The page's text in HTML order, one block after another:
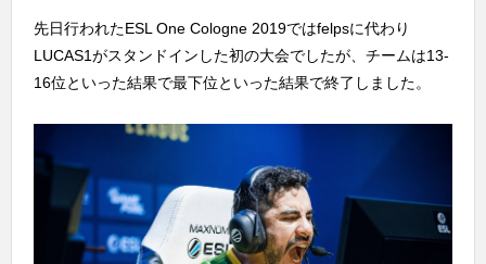
先日行われたESL One Cologne 2019ではfelpsに代わり
LUCAS1がスタンドインした初の大会でしたが、チームは13-
16位といった結果で最下位といった結果で終了しました。